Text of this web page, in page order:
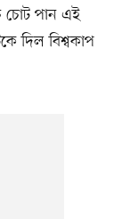
চোট পান এই
দিল বিশ্বকাপ